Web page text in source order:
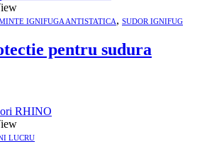
IGNIFUGA ANTISTATICA, SUDOR IGNIFUG
pentru sudura
LUCRU